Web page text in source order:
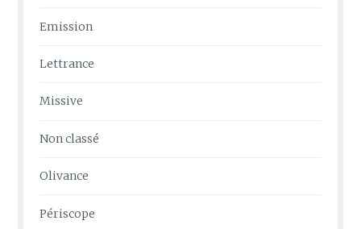
Emission
Lettrance
Missive
Non classé
Olivance
Périscope